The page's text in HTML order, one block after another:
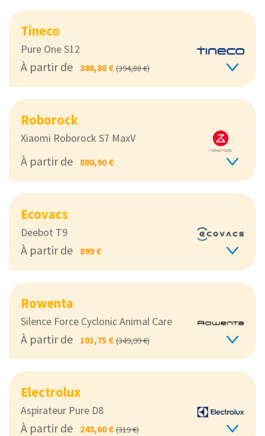
Tineco
Pure One S12
À partir de 386,88 € (394,88 €)
Roborock
Xiaomi Roborock S7 MaxV
À partir de 880,90 €
Ecovacs
Deebot T9
À partir de 899 €
Rowenta
Silence Force Cyclonic Animal Care
À partir de 101,75 € (349,99 €)
Electrolux
Aspirateur Pure D8
À partir de 243,60 € (319 €)